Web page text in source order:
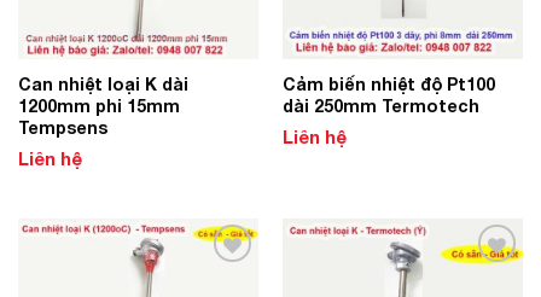
Can nhiệt loại K dài
1200mm phi 15mm
Tempsens
Liên hệ
Cảm biến nhiệt độ Pt100
dài 250mm Termotech
Liên hệ